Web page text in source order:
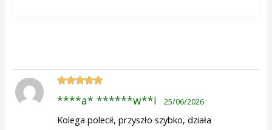
na 5
****a* ******w**i 25/06/2026
Kolega polecił, przyszło szybko, działa